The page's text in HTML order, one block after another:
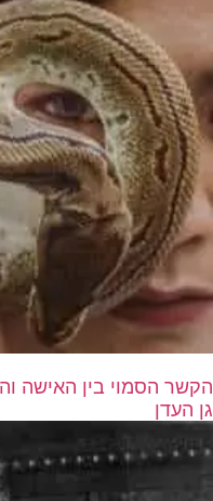
הקשר הסמוי בין האישה
גן העדן